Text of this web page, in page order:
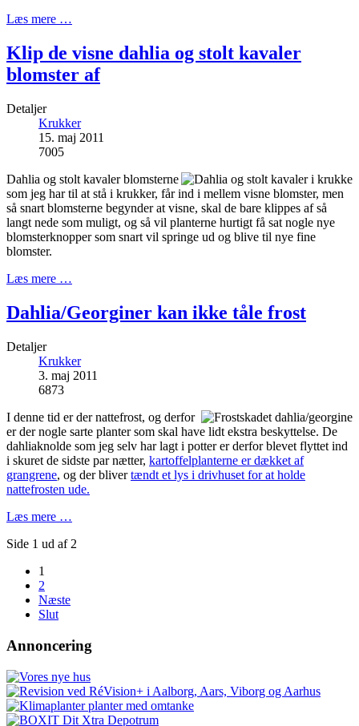
Læs mere …
Klip de visne dahlia og stolt kavaler
blomster af
Detaljer
Krukker
15. maj 2011
7005
Dahlia og stolt kavaler blomsterne
som jeg har til at stå i krukker, får ind i mellem visne blomster, men
så snart blomsterne begynder at visne, skal de bare klippes af så
langt nede som muligt, og så vil planterne hurtigt få sat nogle nye
blomsterknopper som snart vil springe ud og blive til nye fine
blomster.
Læs mere …
Dahlia/Georginer kan ikke tåle frost
Detaljer
Krukker
3. maj 2011
6873
I denne tid er der nattefrost, og derfor
er der nogle sarte planter som skal have lidt ekstra beskyttelse. De
dahliaknolde som jeg selv har lagt i potter er derfor blevet flyttet ind
i skuret de sidste par nætter, kartoffelplanterne er dækket af
grangrene, og der blivertændt et lys i drivhuset for at holde
nattefrosten ude.
Læs mere …
Side 1 ud af 2
1
2
Næste
Slut
Annoncering